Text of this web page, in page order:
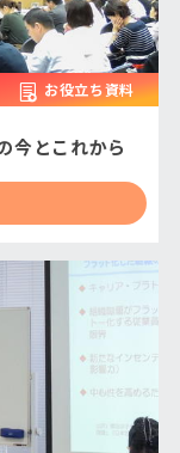
お役立ち資料
今とこれから